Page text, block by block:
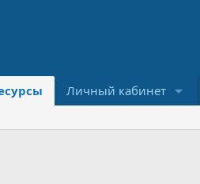
Личный кабинет